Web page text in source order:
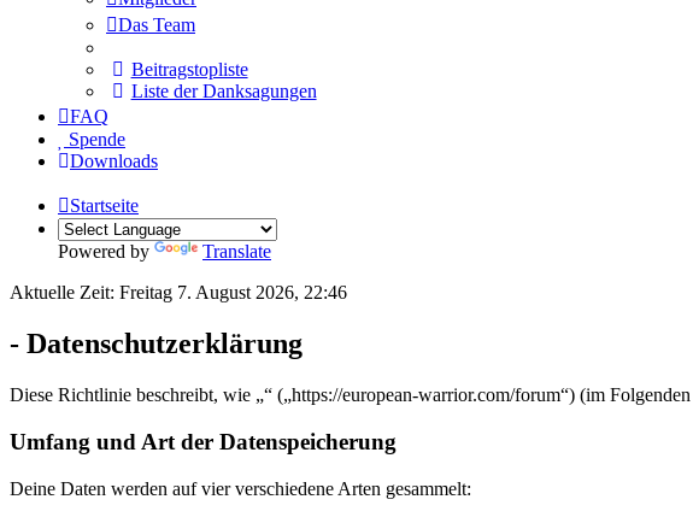
Das Team
Beitragstopliste
Liste der Danksagungen
FAQ
Spende
Downloads
Startseite
Powered by
Translate
Aktuelle Zeit: Freitag 7. August 2026, 22:46
- Datenschutzerklärung
Diese Richtlinie beschreibt, wie „“ („https://european-warrior.com/forum“) (im
Umfang und Art der Datenspeicherung
Deine Daten werden auf vier verschiedene Arten gesammelt: